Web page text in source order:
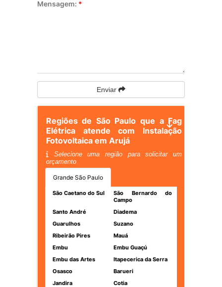
Mensagem: *
Enviar
Regiões de São Paulo que a Fag
Elétrica atende com Instalação
Fotovoltaica em Arujá
Selecione uma região para solicitar um
orçamento
Grande São Paulo
São Caetano do Sul
São Bernardo do
Campo
Santo André
Diadema
Guarulhos
Suzano
Ribeirão Pires
Mauá
Embu
Embu Guaçú
Embu das Artes
Itapecerica da Serra
Osasco
Barueri
Jandira
Cotia